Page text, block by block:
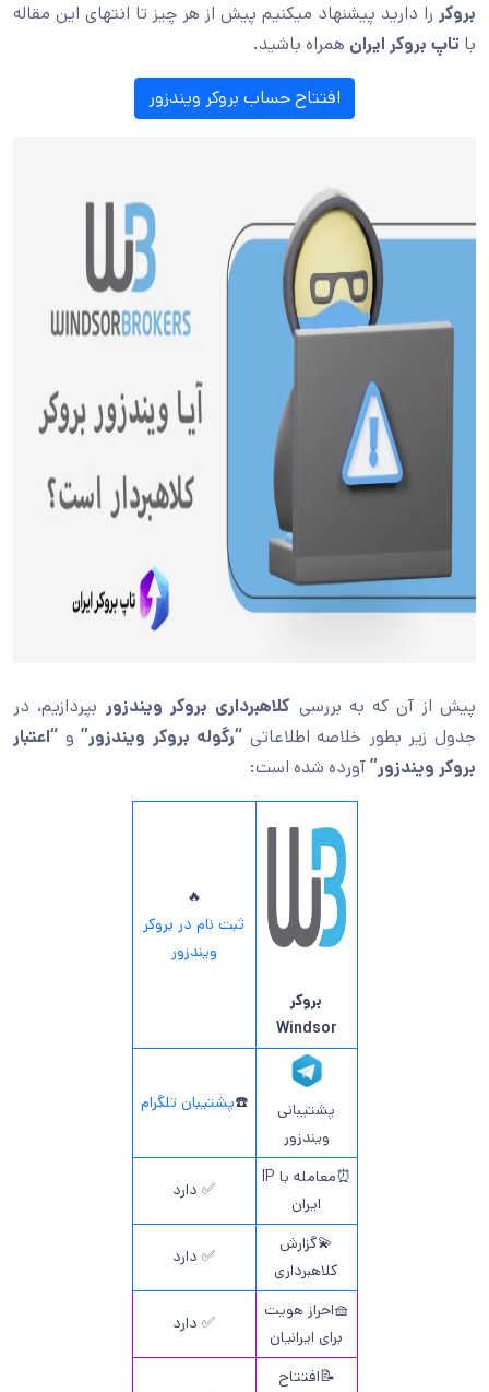
بروکر را دارید پیشنهاد میکنیم پیش از هر چیز تا انتهای این مقاله
با تاپ بروکر ایران همراه باشید.
افتتاح حساب بروکر ویندزور
پیش از آن که به بررسی کلاهبرداری بروکر ویندزور بپردازیم، در
جدول زیر بطور خلاصه اطلاعاتی “رگوله بروکر ویندزور”و “اعتبار
بروکر ویندزور”آورده شده است:
بروکر
Windsor
🔥
ثبت نام در بروکر
ویندزور
پشتیبانی
ویندزور
☎️پشتیبان تلگرام
⏰معامله با IP
ایران
✅ دارد
💫گزارش
کلاهبرداری
✅ دارد
🧺احراز هویت
برای ایرانیان
✅ دارد
📝افتتاح